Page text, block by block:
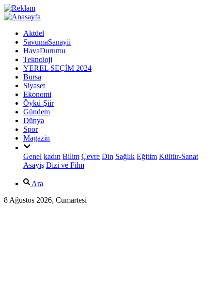
Aktüel
SavumaSanayii
HavaDurumu
Teknoloji
YEREL SEÇİM 2024
Bursa
Siyaset
Ekonomi
Öykü-Şiir
Gündem
Dünya
Spor
Magazin
Genel kadın Bilim Çevre Din Sağlık Eğitim Kültür-Sanat
Asayiş Dizi ve Film
Ara
8 Ağustos 2026, Cumartesi